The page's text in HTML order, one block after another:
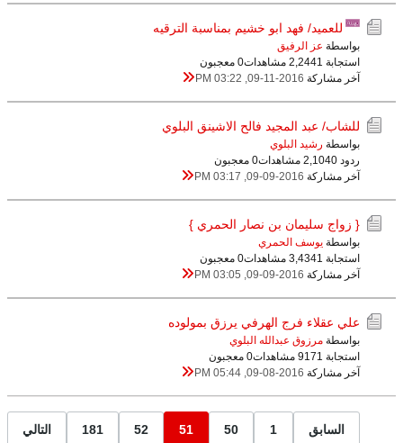
للعميد/ فهد ابو خشيم بمناسبة الترقيه
بواسطة عز الرفيق
استجابة 1
2,244 مشاهدات
0 معجبون
آخر مشاركة 09-11-2016, 03:22 PM
للشاب/ عبد المجيد فالح الاشينق البلوي
بواسطة رشيد البلوي
ردود 0
2,104 مشاهدات
0 معجبون
آخر مشاركة 09-09-2016, 03:17 PM
{ زواج سليمان بن نصار الحمري }
بواسطة يوسف الحمري
استجابة 1
3,434 مشاهدات
0 معجبون
آخر مشاركة 09-09-2016, 03:05 PM
علي عقلاء فرج الهرفي يرزق بمولوده
بواسطة مرزوق عبدالله البلوي
استجابة 1
917 مشاهدات
0 معجبون
آخر مشاركة 09-08-2016, 05:44 PM
السابق 1
50
51
52
181 التالي